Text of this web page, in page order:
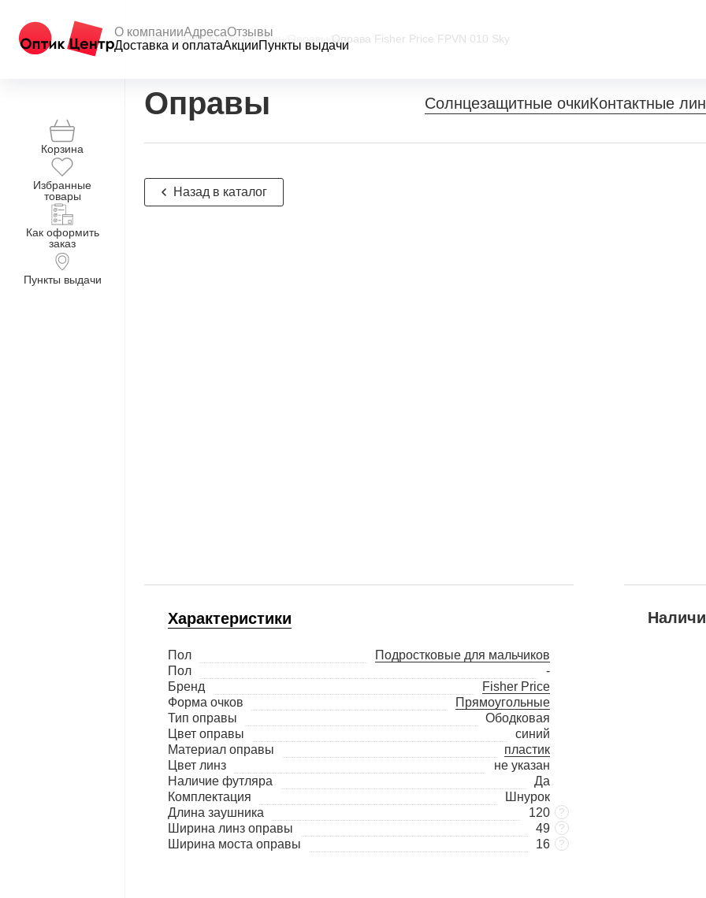
О компанииАдресаОтзывы
Доставка и оплатаАкцииПункты выдачи
Корзина
Избранные
товары
Как оформить
заказ
Пункты выдачи
Главная Интернет-магазин Оправа Fisher Price FPVN 010 Sky
Оправы Солнцезащитные очкиКонтактные
Назад в каталог
Характеристики
Пол
Подростковые для мальчиков
Пол
-
Бренд
Fisher Price
Форма очков
Прямоугольные
Тип оправы
Ободковая
Цвет оправы
синий
Материал оправы
пластик
Цвет линз
не указан
Наличие футляра
Да
Комплектация
Шнурок
Длина заушника
120 ?
Ширина линз оправы 49 ?
Ширина моста оправы 16 ?